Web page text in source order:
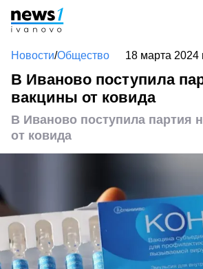
Новости/Общество 18 марта 2024
В Иваново поступила
вакцины от ковида
В Иваново поступила партия
от ковида